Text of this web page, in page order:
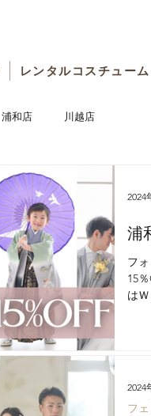
レンタルコスチューム
浦和店 川越店
浦
フ
15
は
2024
フ
2024